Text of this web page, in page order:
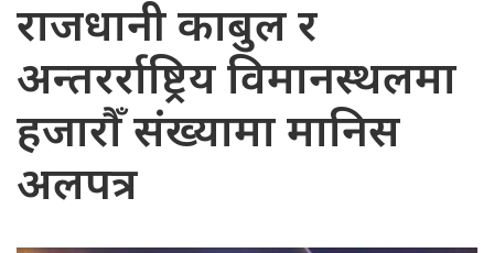
राजधानी काबुल र
अन्तरर्राष्ट्रिय विमानस्थलमा
हजारौँ संख्यामा मानिस
अलपत्र